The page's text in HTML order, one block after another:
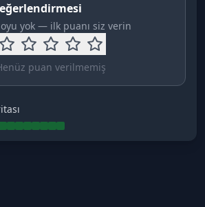
yok — ilk puanı siz verin
puan verilmemiş